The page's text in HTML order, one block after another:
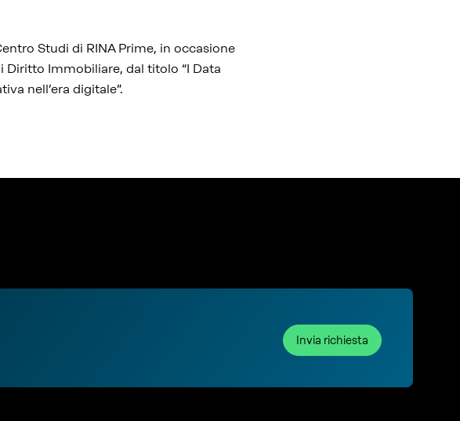
Studi di RINA Prime, in occasione
Diritto Immobiliare, dal titolo “I Data
nell’era digitale”.
Invia richiesta